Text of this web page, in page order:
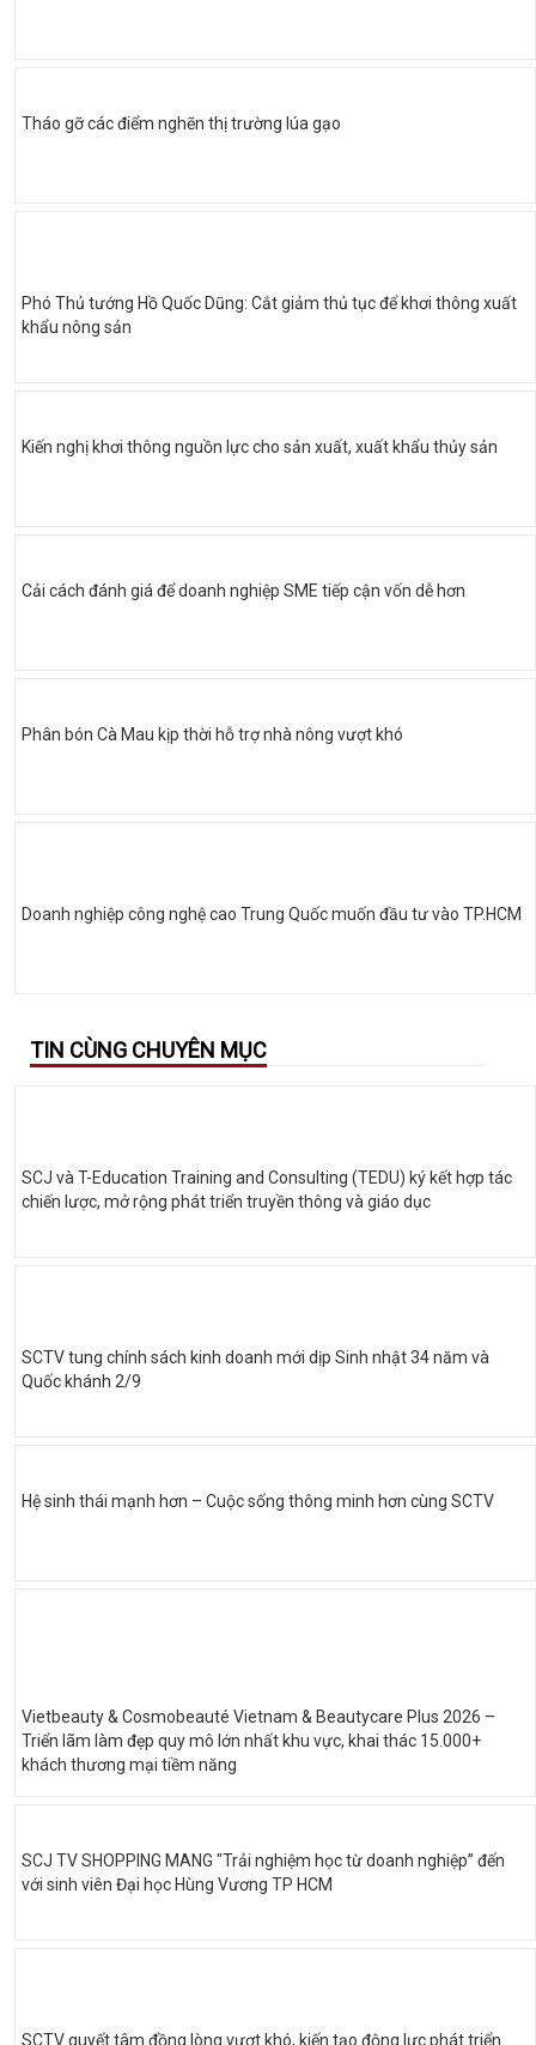
Tháo gỡ các điểm nghẽn thị trường lúa gạo
Phó Thủ tướng Hồ Quốc Dũng: Cắt giảm thủ tục để khơi thông xuất
khẩu nông sản
Kiến nghị khơi thông nguồn lực cho sản xuất, xuất khẩu thủy sản
Cải cách đánh giá để doanh nghiệp SME tiếp cận vốn dễ hơn
Phân bón Cà Mau kịp thời hỗ trợ nhà nông vượt khó
Doanh nghiệp công nghệ cao Trung Quốc muốn đầu tư vào TP.HCM
TIN CÙNG CHUYÊN MỤC
SCJ và T-Education Training and Consulting (TEDU) ký kết hợp tác
chiến lược, mở rộng phát triển truyền thông và giáo dục
SCTV tung chính sách kinh doanh mới dịp Sinh nhật 34 năm và
Quốc khánh 2/9
Hệ sinh thái mạnh hơn – Cuộc sống thông minh hơn cùng SCTV
Vietbeauty & Cosmobeauté Vietnam & Beautycare Plus 2026 –
Triển lãm làm đẹp quy mô lớn nhất khu vực, khai thác 15.000+
khách thương mại tiềm năng
SCJ TV SHOPPING MANG "Trải nghiệm học từ doanh nghiệp” đến
với sinh viên Đại học Hùng Vương TP HCM
SCTV quyết tâm đồng lòng vượt khó, kiến tạo động lực phát triển